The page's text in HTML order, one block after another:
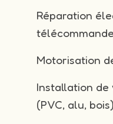
Réparation
Motorisation
Installation
(PVC, alu, bois)